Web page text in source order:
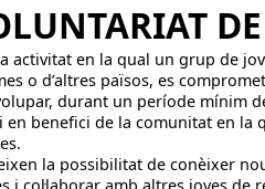
activitat en la qual un grup de
o d’altres països, es
durant un període mínim
benefici de la comunitat en la
la possibilitat de conèixer